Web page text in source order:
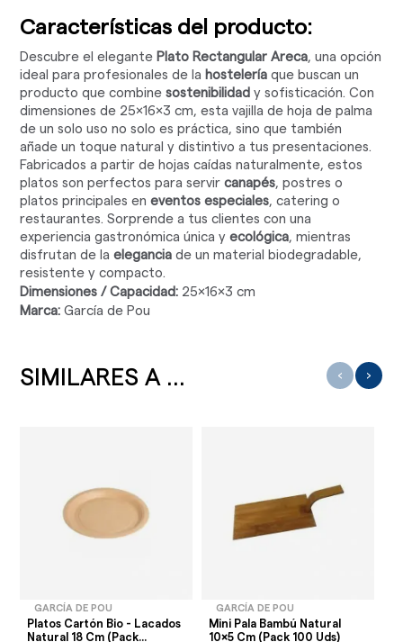
Características del producto:
Descubre el elegante Plato Rectangular Areca, una opción
ideal para profesionales de la hostelería que buscan un
producto que combinesostenibilidad y sofisticación. Con
dimensiones de 25x16x3 cm, esta vajilla de hoja de palma
de un solo uso no solo es práctica, sino que también
añade un toque natural y distintivo a tus presentaciones.
Fabricados a partir de hojas caídas naturalmente, estos
platos son perfectos para servircanapés, postres o
platos principales eneventos especiales, catering o
restaurantes. Sorprende a tus clientes con una
experiencia gastronómica única yecológica, mientras
disfrutan de laelegancia de un material biodegradable,
resistente y compacto.
Dimensiones / Capacidad: 25x16x3 cm
Marca: García de Pou
SIMILARES A ...
GARCÍA DE POU
Platos Cartón Bio - Lacados
Natural 18 Cm (Pack...
GARCÍA DE POU
Mini Pala Bambú Natural
10x5 Cm (Pack 100 Uds)
‹ ›